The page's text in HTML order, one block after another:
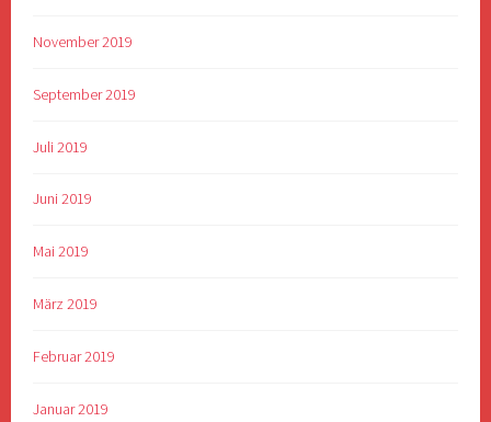
November 2019
September 2019
Juli 2019
Juni 2019
Mai 2019
März 2019
Februar 2019
Januar 2019